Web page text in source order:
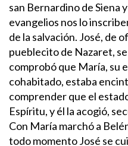
san Bernardino de Siena
evangelios nos lo
de la salvación. José, de
pueblecito de Nazaret,
comprobó que María, su
cohabitado, estaba
comprender que el
Espíritu, y él la acogió,
Con María marchó a
todo momento José se